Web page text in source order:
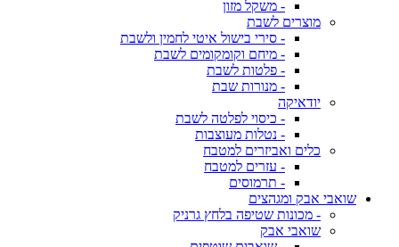
- משקל מזון
מוצרים לשבת
- סירי בישול איטי לחמין ולשבת
- מיחם וקומקומים לשבת
- פלטות לשבת
- מנורות שבת
יודאיקה
- כיסוי לפלטה לשבת
- נטלות מעוצבות
כלים ואביזרים למטבח
- עזרים למטבח
- תרמוסים
שואבי אבק ומגהצים
- מכונות שטיפה בלחץ גרניק
שואבי אבק